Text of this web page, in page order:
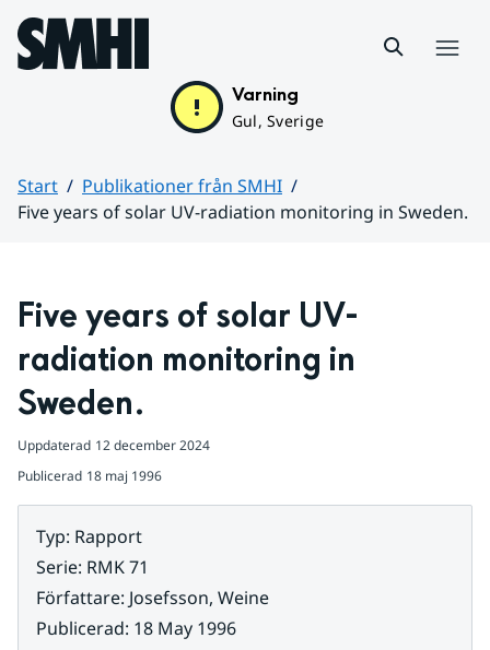
Hoppa till sidans innehåll
Varning
Gul, Sverige
Start
Publikationer från SMHI
Five years of solar UV-radiation monitoring in Sweden.
Five years of solar UV-
radiation monitoring in
Sweden.
Uppdaterad 12 december 2024
Publicerad 18 maj 1996
Typ: Rapport
Serie: RMK 71
Författare: Josefsson, Weine
Publicerad: 18 May 1996